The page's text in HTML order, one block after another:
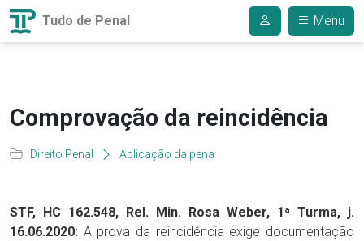
Tudo de Penal Menu
Comprovação da reincidência
Direito Penal Aplicação da pena
STF, HC 162.548, Rel. Min. Rosa Weber, 1ª Turma, j.
16.06.2020: A prova da reincidência exige documentação